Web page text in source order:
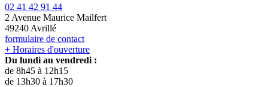
02 41 42 91 44
2 Avenue Maurice Mailfert
49240 Avrillé
formulaire de contact
+ Horaires d'ouverture
Du lundi au vendredi :
de 8h45 à 12h15
de 13h30 à 17h30